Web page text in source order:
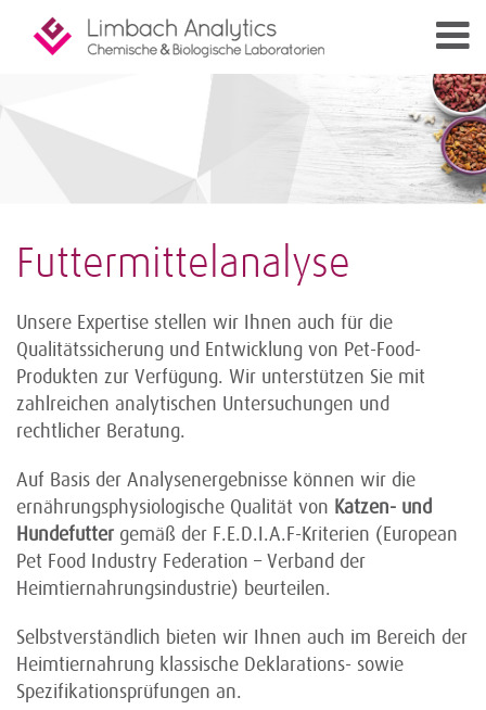
Futtermittelanalyse
Unsere Expertise stellen wir Ihnen auch für die
Qualitätssicherung und Entwicklung von Pet-Food-
Produkten zur Verfügung. Wir unterstützen Sie mit
zahlreichen analytischen Untersuchungen und
rechtlicher Beratung.
Auf Basis der Analysenergebnisse können wir die
ernährungsphysiologische Qualität von Katzen- und
Hundefutter gemäß der F.E.D.I.A.F-Kriterien (European
Pet Food Industry Federation – Verband der
Heimtiernahrungsindustrie) beurteilen.
Selbstverständlich bieten wir Ihnen auch im Bereich der
Heimtiernahrung klassische Deklarations- sowie
Spezifikationsprüfungen an.